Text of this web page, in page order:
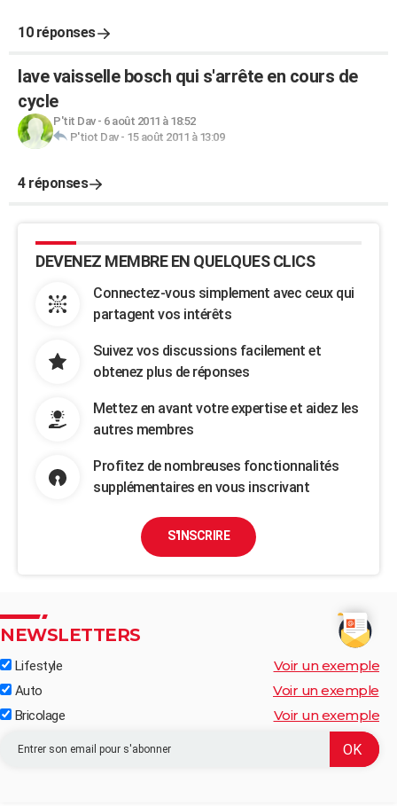
10 réponses
lave vaisselle bosch qui s'arrête en cours de
cycle
P'tit Dav- 6 août 2011 à 18:52
P'tiot Dav- 15 août 2011 à 13:09
4 réponses
DEVENEZ MEMBRE EN QUELQUES CLICS
Connectez-vous simplement avec ceux qui
partagent vos intérêts
Suivez vos discussions facilement et
obtenez plus de réponses
Mettez en avant votre expertise et aidez les
autres membres
Profitez de nombreuses fonctionnalités
supplémentaires en vous inscrivant
S'INSCRIRE
NEWSLETTERS
Lifestyle Voir un exemple
Auto Voir un exemple
Bricolage Voir un exemple